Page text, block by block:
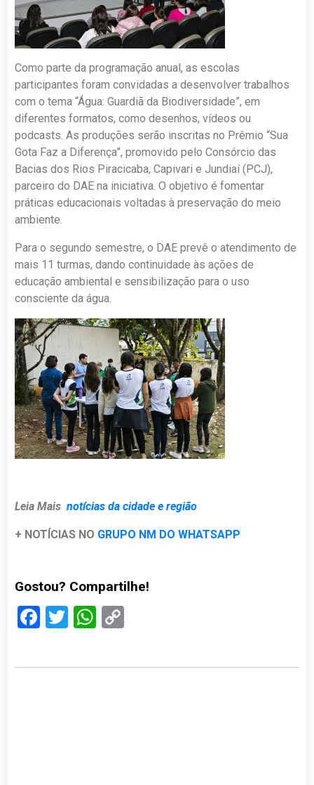
Como parte da programação anual, as escolas
participantes foram convidadas a desenvolver trabalhos
com o tema “Água: Guardiã da Biodiversidade”, em
diferentes formatos, como desenhos, vídeos ou
podcasts. As produções serão inscritas no Prêmio “Sua
Gota Faz a Diferença”, promovido pelo Consórcio das
Bacias dos Rios Piracicaba, Capivari e Jundiaí (PCJ),
parceiro do DAE na iniciativa. O objetivo é fomentar
práticas educacionais voltadas à preservação do meio
ambiente.
Para o segundo semestre, o DAE prevê o atendimento de
mais 11 turmas, dando continuidade às ações de
educação ambiental e sensibilização para o uso
consciente da água.
Leia Mais notícias da cidade e região
+ NOTÍCIAS NO GRUPO NM DO WHATSAPP
Gostou? Compartilhe!
Facebook
TwitterWhatsApp